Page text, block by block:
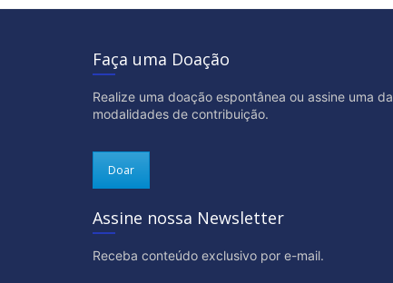
Faça uma Doação
Realize uma doação espontânea ou assine uma
modalidades de contribuição.
Doar
Assine nossa Newsletter
Receba conteúdo exclusivo por e-mail.